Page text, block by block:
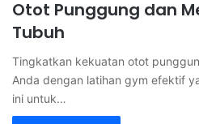
Otot Punggung dan
Tubuh
Tingkatkan kekuatan otot
Anda dengan latihan gym efektif
ini untuk…